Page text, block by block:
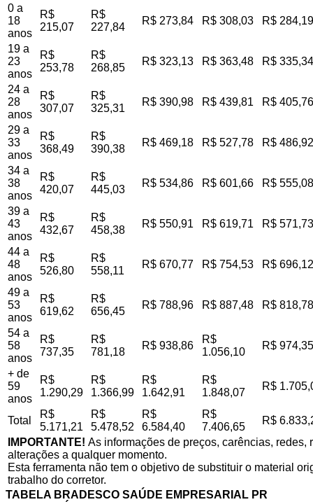
0 a
18
anos
R$
215,07
R$
227,84
R$ 273,84 R$ 308,03 R$ 284,19
19 a
23
anos
R$
253,78
R$
268,85
R$ 323,13 R$ 363,48 R$ 335,34
24 a
28
anos
R$
307,07
R$
325,31
R$ 390,98 R$ 439,81 R$ 405,76
29 a
33
anos
R$
368,49
R$
390,38
R$ 469,18 R$ 527,78 R$ 486,92
34 a
38
anos
R$
420,07
R$
445,03
R$ 534,86 R$ 601,66 R$ 555,08
39 a
43
anos
R$
432,67
R$
458,38
R$ 550,91 R$ 619,71 R$ 571,73
44 a
48
anos
R$
526,80
R$
558,11
R$ 670,77 R$ 754,53 R$ 696,12
49 a
53
anos
R$
619,62
R$
656,45
R$ 788,96 R$ 887,48 R$ 818,78
54 a
58
anos
R$
737,35
R$
781,18
R$ 938,86
R$
1.056,10
R$ 974,35
+ de
59
anos
R$
1.290,29
R$
1.366,99
R$
1.642,91
R$
1.848,07
R$
Total
R$
5.171,21
R$
5.478,52
R$
6.584,40
R$
7.406,65
R$
IMPORTANTE! As informações de preços, carências,
alterações a qualquer momento.
Esta ferramenta não tem o objetivo de substituir o material
trabalho do corretor.
TABELA BRADESCO SAÚDE EMPRESARIAL PR